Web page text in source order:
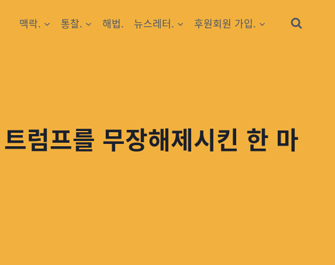
맥락. 통찰. 해법. 뉴스레터. 후원회원 가입.
럼프를 무장해제시킨 한 마